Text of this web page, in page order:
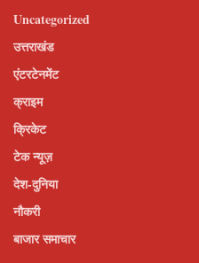
Uncategorized
उत्तराखंड
एंटरटेनमेंट
क्राइम
क्रिकेट
टेक न्यूज़
देश-दुनिया
नौकरी
बाजार समाचार